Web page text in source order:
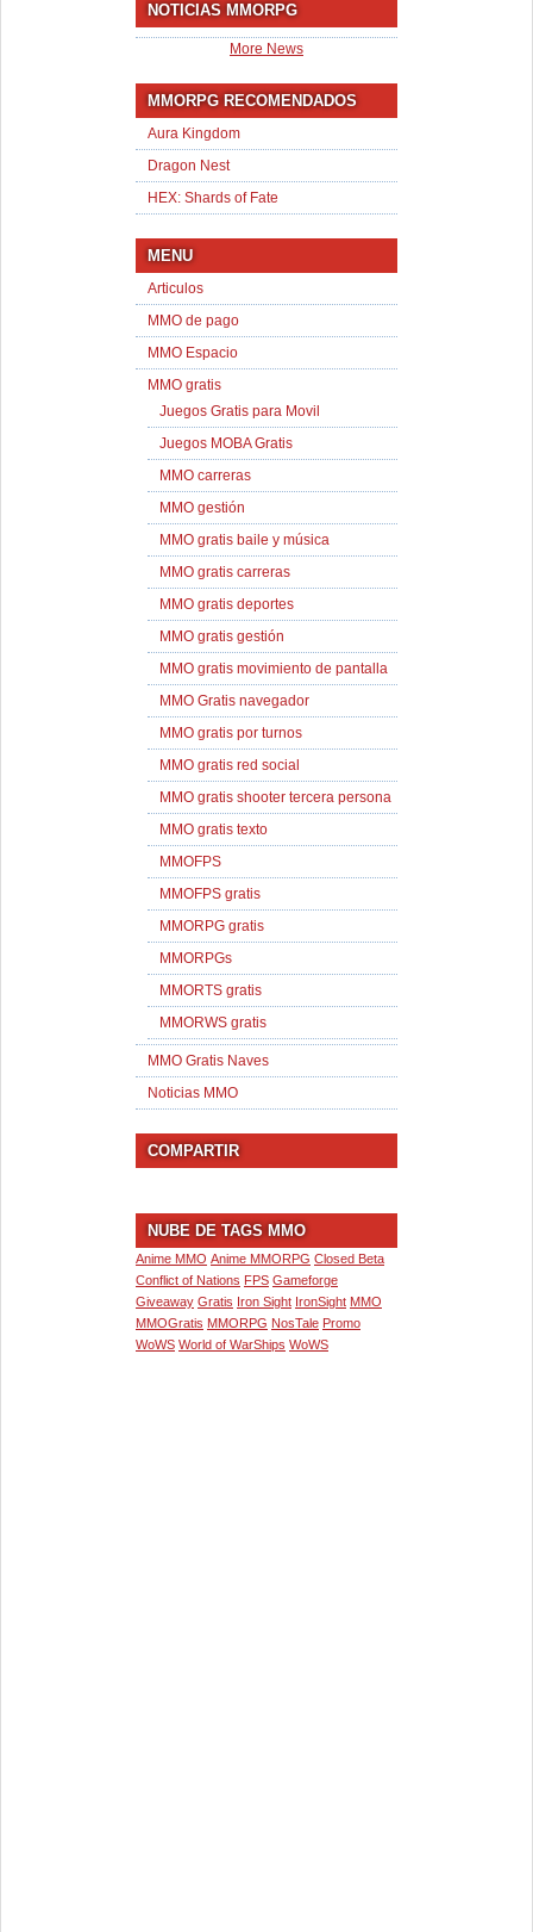
NOTICIAS MMORPG
More News
MMORPG RECOMENDADOS
Aura Kingdom
Dragon Nest
HEX: Shards of Fate
MENU
Articulos
MMO de pago
MMO Espacio
MMO gratis
Juegos Gratis para Movil
Juegos MOBA Gratis
MMO carreras
MMO gestión
MMO gratis baile y música
MMO gratis carreras
MMO gratis deportes
MMO gratis gestión
MMO gratis movimiento de pantalla
MMO Gratis navegador
MMO gratis por turnos
MMO gratis red social
MMO gratis shooter tercera persona
MMO gratis texto
MMOFPS
MMOFPS gratis
MMORPG gratis
MMORPGs
MMORTS gratis
MMORWS gratis
MMO Gratis Naves
Noticias MMO
COMPARTIR
NUBE DE TAGS MMO
Anime MMO Anime MMORPG Closed Beta
Conflict of Nations FPS Gameforge
Giveaway Gratis Iron Sight IronSight MMO
MMOGratis MMORPG NosTale Promo
WoWS World of WarShips WoWS